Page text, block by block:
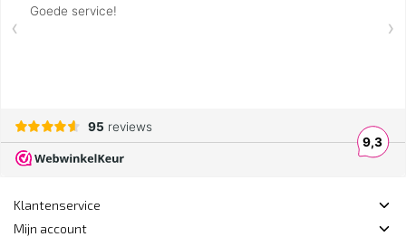
Klantenservice
Mijn account